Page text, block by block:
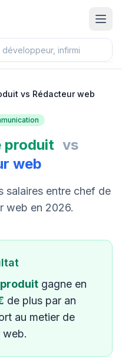
vs Rédacteur web
produit vs
web
salaires entre chef de
web en 2026.
gagne en
de plus par an
au metier de
web.